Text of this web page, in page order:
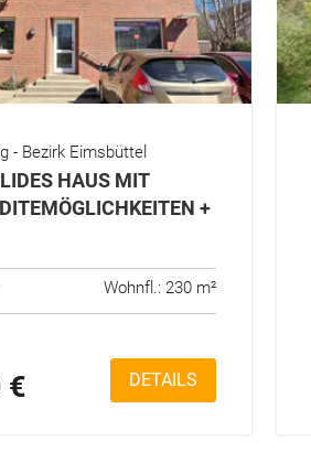
- Bezirk Eimsbüttel
HAUS MIT
+
Wohnfl.: 230 m²
€ DETAILS